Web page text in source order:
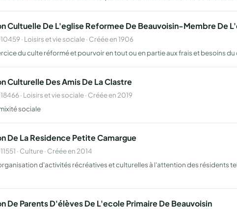
Cultuelle De L'eglise Reformee De Beauvoisin-Membre De
· Loisirs et vie sociale · Créée en 1906
du culte réformé et pourvoir en tout ou en partie aux frais et besoins
Culturelle Des Amis De La Clastre
· Loisirs et vie sociale · Créée en 2019
sociale
De La Residence Petite Camargue
· Culture · Créée en 2014
d'activités récréatives et culturelles à l'attention des résidents
De Parents D'élèves De L'ecole Primaire De Beauvoisin